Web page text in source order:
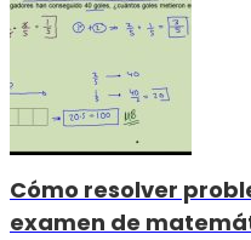
Cómo resolver
examen de